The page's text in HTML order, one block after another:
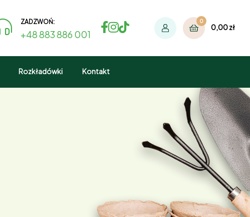
ZADZWOŃ:
+48 883 886 001
0
0,00zł
Rozkładówki Kontakt